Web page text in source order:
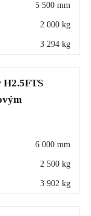
5 500 mm
2 000 kg
3 294 kg
6 000 mm
2 500 kg
3 902 kg